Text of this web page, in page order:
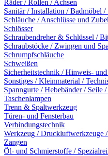
Räder / Rollen / Achsen
Sanitär / Installation / Badmöbel /
Schläuche / Anschlüsse und
Schlösser
Schraubendreher & Schlüssel /
Schraubstöcke / Zwingen und
Schrumpfschläuche
Schweißen
Sicherheitstechnik / Hinweis-
Sonstiges / Kleinmaterial /
Spanngurte / Hebebänder / Seile
Taschenlampen
Trenn & Spaltwerkzeug
Türen- und Fensterbau
Verbindungstechnik
Werkzeug / Druckluftwerkzeuge
Zangen
Öl- und Schmierstoffe /